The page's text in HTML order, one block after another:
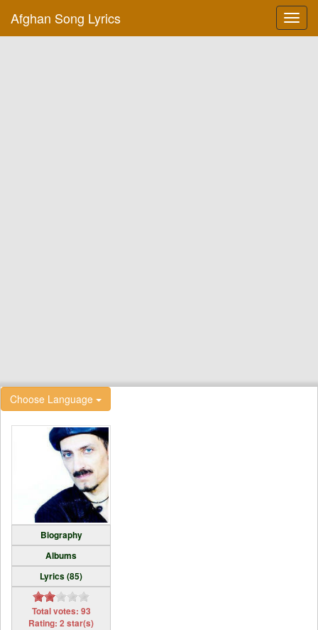
Afghan Song Lyrics
Choose Language
Biography
Albums
Lyrics (85)
Total votes: 93
Rating: 2 star(s)